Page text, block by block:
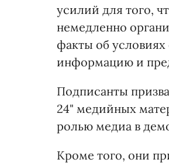
усилий для того,
немедленно
факты об
информацию и
Подписанты
24" медийных
ролью медиа в
Кроме того, они